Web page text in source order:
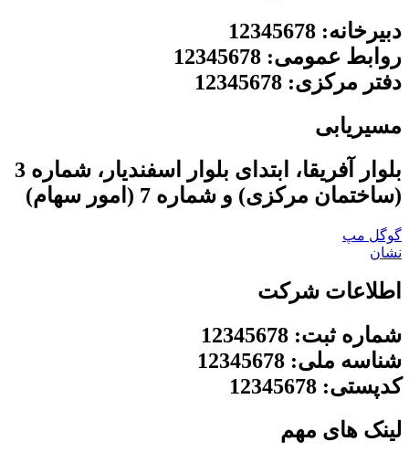
دبیرخانه: 12345678
روابط عمومی: 12345678
دفتر مرکزی: 12345678
مسیریابی
بلوار آفریقا، ابتدای بلوار اسفندیار، شماره 3
(ساختمان مرکزی) و شماره 7 (امور سهام)
گوگل مپ
نشان
اطلاعات شرکت
شماره ثبت: 12345678
شناسه ملی: 12345678
کدپستی: 12345678
لینک های مهم